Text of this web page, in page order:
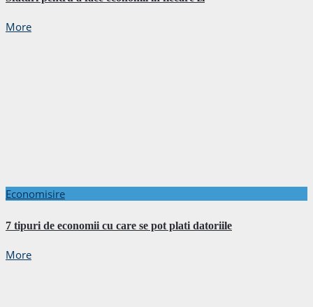
More
Economisire
7 tipuri de economii cu care se pot plati datoriile
More